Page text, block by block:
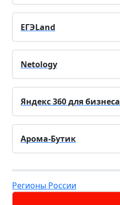
ЕГЭLand
Netology
Яндекс 360 для бизнеса
Арома-Бутик
Регионы России